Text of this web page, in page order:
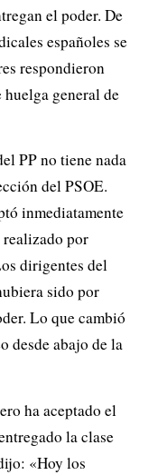
el poder. De
españoles se
respondieron
general de
PP no tiene nada
del PSOE.
inmediatamente
por
dirigentes del
sido por
Lo que cambió
desde abajo de la
ha aceptado el
la clase
«Hoy los